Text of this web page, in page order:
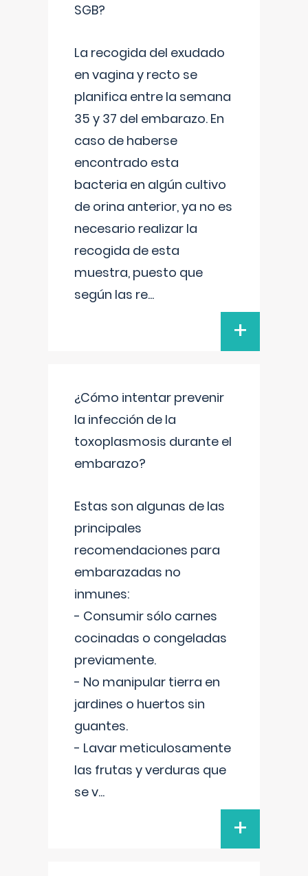
SGB?
La recogida del exudado
en vagina y recto se
planifica entre la semana
35 y 37 del embarazo. En
caso de haberse
encontrado esta
bacteria en algún cultivo
de orina anterior, ya no es
necesario realizar la
recogida de esta
muestra, puesto que
según las re...
+
¿Cómo intentar prevenir
la infección de la
toxoplasmosis durante el
embarazo?
Estas son algunas de las
principales
recomendaciones para
embarazadas no
inmunes:
- Consumir sólo carnes
cocinadas o congeladas
previamente.
- No manipular tierra en
jardines o huertos sin
guantes.
- Lavar meticulosamente
las frutas y verduras que
se v...
+